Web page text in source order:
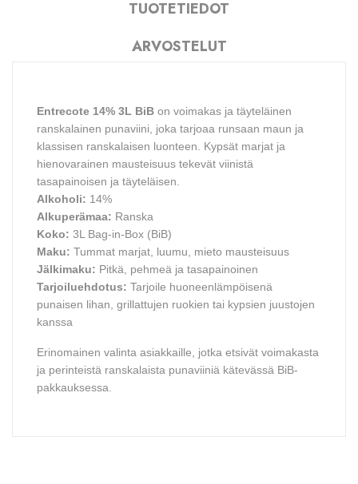
TUOTETIEDOT
ARVOSTELUT
Entrecote 14% 3L BiB on voimakas ja täyteläinen
ranskalainen punaviini, joka tarjoaa runsaan maun ja
klassisen ranskalaisen luonteen. Kypsät marjat ja
hienovarainen mausteisuus tekevät viinistä
tasapainoisen ja täyteläisen.
Alkoholi: 14%
Alkuperämaa: Ranska
Koko: 3L Bag-in-Box (BiB)
Maku: Tummat marjat, luumu, mieto mausteisuus
Jälkimaku: Pitkä, pehmeä ja tasapainoinen
Tarjoiluehdotus: Tarjoile huoneenlämpöisenä
punaisen lihan, grillattujen ruokien tai kypsien juustojen
kanssa
Erinomainen valinta asiakkaille, jotka etsivät voimakasta
ja perinteistä ranskalaista punaviiniä kätevässä BiB-
pakkauksessa.